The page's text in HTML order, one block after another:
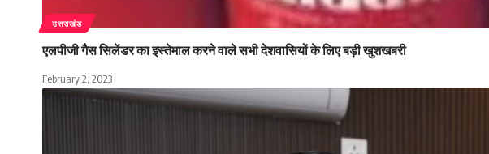
उत्तराखंड
एलपीजी गैस सिलेंडर का इस्तेमाल करने वाले सभी देशवासियों के लिए बड़ी खुशखबरी
February 2, 2023